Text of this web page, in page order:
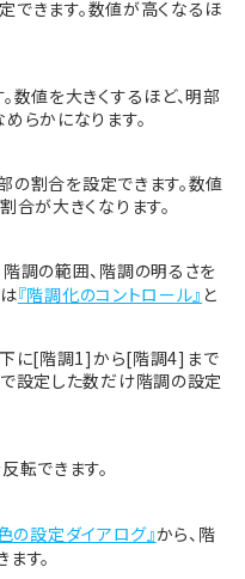
きます。数値が高くなるほ
数値を大きくするほど、明部
らかになります。
割合を設定できます。数値
合が大きくなります。
調の範囲、階調の明るさを
『階調化のコントロール』 と
下に[階調1]から[階調4]まで
設定した数だけ階調の設定
転できます。
の設定ダイアログ』から、階
す。